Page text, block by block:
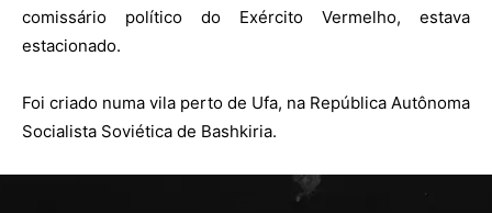
comissário político do Exército Vermelho, estava
estacionado.
Foi criado numa vila perto de Ufa, na República Autônoma
Socialista Soviética de Bashkiria.